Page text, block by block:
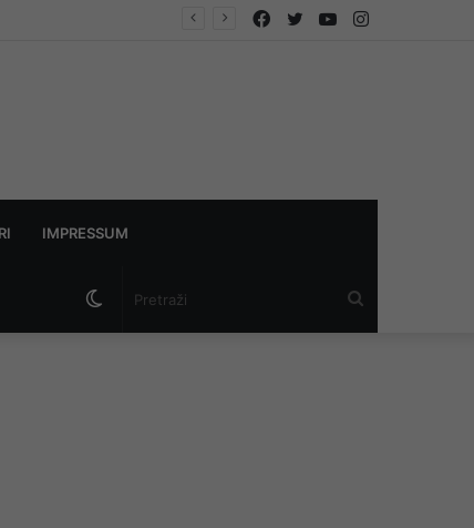
YouTube
Twitter
Facebook
IMPRESSUM
Switch